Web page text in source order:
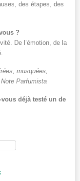
des étapes, des
?
De l’émotion, de la
musquées,
Parfumista
déjà testé un de